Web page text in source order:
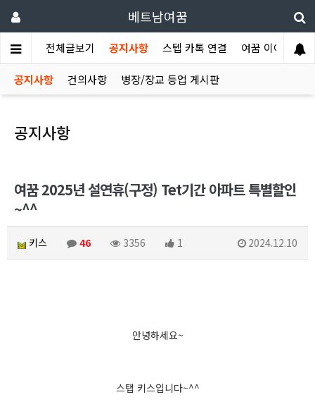
베트남여꿈
전체글보기 공지사항 스텝 카톡 연결 여꿈 이야기
공지사항 건의사항 병장/장교 등업 게시판
공지사항
여꿈 2025년 설연휴(구정) Tet기간 아파트 특별할인
~^^
키스 46 3356 1 2024.12.10
안녕하세요~
스탭 키스입니다~^^